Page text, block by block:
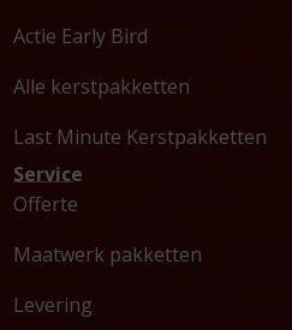
Actie Early Bird
Alle kerstpakketten
Last Minute Kerstpakketten
Service
Offerte
Maatwerk pakketten
Levering